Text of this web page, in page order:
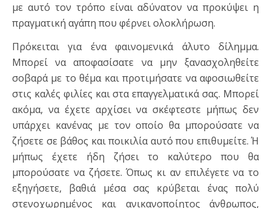
με αυτό τον τρόπο είναι αδύνατον να προκύψει η
πραγματική αγάπη που φέρνει ολοκλή­ρωση.
Πρόκειται για ένα φαινομενικά άλυτο δίλημμα.
Μπορεί να απο­φασίσατε να μην ξανασχοληθείτε
σοβαρά με το θέμα και προτι­μήσατε να αφοσιωθείτε
στις καλές φιλίες και στα επαγγελματικά σας. Μπορεί
ακόμα, να έχετε αρχίσει να σκέφτεστε μήπως δεν
υπάρχει κανένας με τον οποίο θα μπορούσατε να
ζήσετε σε βά­θος και ποικιλία αυτό που επιθυμείτε. Ή
μήπως έχετε ήδη ζήσει το καλύτερο που θα
μπορούσατε να ζήσετε. Όπως κι αν επιλέγετε να το
εξηγήσετε, βαθιά μέσα σας κρύβεται ένας πολύ
στενοχωρημένος και ανικανοποίητος άνθρωπος,